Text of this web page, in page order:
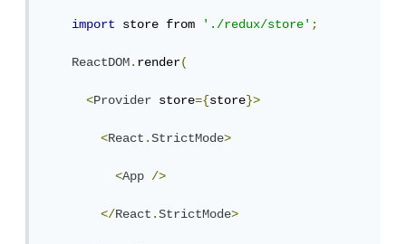
import store from './redux/store';
ReactDOM.render(
<Provider store={store}>
<React.StrictMode>
<App />
</React.StrictMode>